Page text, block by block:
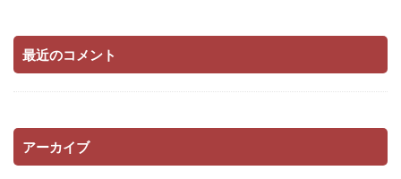
最近のコメント
アーカイブ